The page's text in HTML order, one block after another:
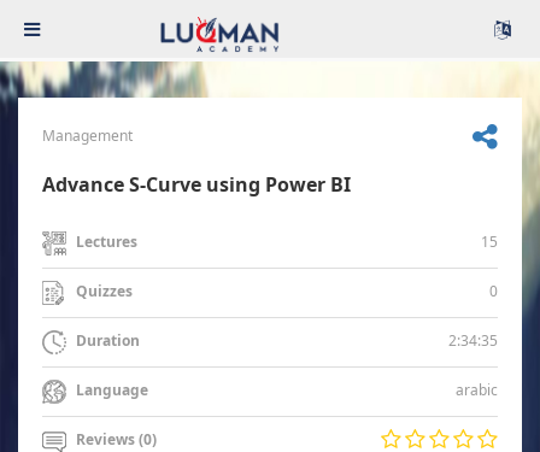
Management
Advance S-Curve using Power BI
Lectures 15
Quizzes 0
Duration 2:34:35
Language arabic
Reviews (0)